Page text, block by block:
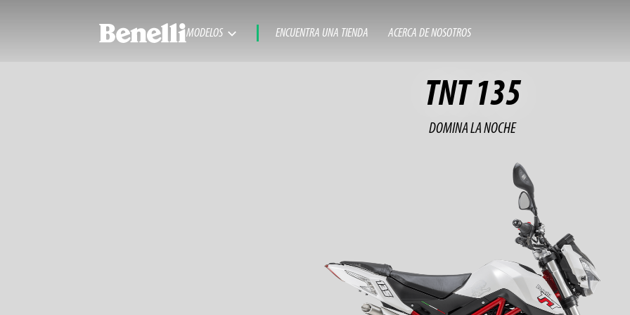
MODELOS ENCUENTRA UNA TIENDA ACERCA DE NOSOTROS
TNT 135
DOMINA LA NOCHE